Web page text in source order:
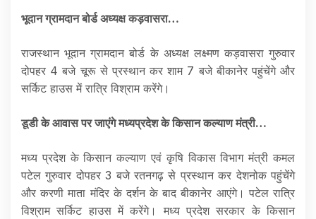
भूदान ग्रामदान बोर्ड अध्यक्ष कड़वासरा…
राजस्थान भूदान ग्रामदान बोर्ड के अध्यक्ष लक्ष्मण कड़वासरा गुरुवार
दोपहर 4 बजे चूरू से प्रस्थान कर शाम 7 बजे बीकानेर पहुंचेंगे और
सर्किट हाउस में रात्रि विश्राम करेंगे।
डूडी के आवास पर जाएंगे मध्यप्रदेश के किसान कल्याण मंत्री…
मध्य प्रदेश के किसान कल्याण एवं कृषि विकास विभाग मंत्री कमल
पटेल गुरुवार दोपहर 3 बजे रतनगढ़ से प्रस्थान कर देशनोक पहुंचेंगे
और करणी माता मंदिर के दर्शन के बाद बीकानेर आएंगे। पटेल रात्रि
विश्राम सर्किट हाउस में करेंगे। मध्य प्रदेश सरकार के किसान